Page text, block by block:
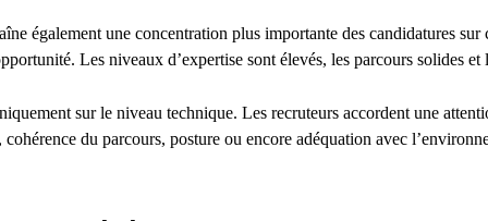
également une concentration plus importante des candidatures
Les niveaux d’expertise sont élevés, les parcours solides
sur le niveau technique. Les recruteurs accordent une
du parcours, posture ou encore adéquation avec